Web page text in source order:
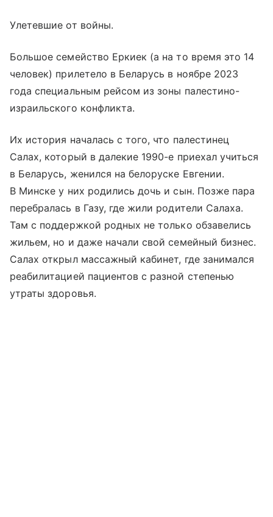
Улетевшие от войны.
Большое семейство Еркиек (а на то время это 14
человек) прилетело в Беларусь в ноябре 2023
года специальным рейсом из зоны палестино-
израильского конфликта.
Их история началась с того, что палестинец
Салах, который в далекие 1990-е приехал учиться
в Беларусь, женился на белоруске Евгении.
В Минске у них родились дочь и сын. Позже пара
перебралась в Газу, где жили родители Салаха.
Там с поддержкой родных не только обзавелись
жильем, но и даже начали свой семейный бизнес.
Салах открыл массажный кабинет, где занимался
реабилитацией пациентов с разной степенью
утраты здоровья.